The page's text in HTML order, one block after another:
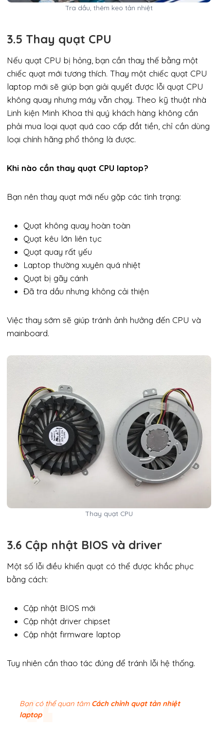
Tra dầu, thêm keo tản nhiệt
3.5 Thay quạt CPU
Nếu quạt CPU bị hỏng, bạn cần thay thế bằng một
chiếc quạt mới tương thích. Thay một chiếc quạt CPU
laptop mới sẽ giúp bạn giải quyết được lỗi quạt CPU
không quay nhưng máy vẫn chạy. Theo kỹ thuật nhà
Linh kiện Minh Khoa thì quý khách hàng không cần
phải mua loại quạt quá cao cấp đắt tiền, chỉ cần dùng
loại chính hãng phổ thông là được.
Khi nào cần thay quạt CPU laptop?
Bạn nên thay quạt mới nếu gặp các tình trạng:
Quạt không quay hoàn toàn
Quạt kêu lớn liên tục
Quạt quay rất yếu
Laptop thường xuyên quá nhiệt
Quạt bị gãy cánh
Đã tra dầu nhưng không cải thiện
Việc thay sớm sẽ giúp tránh ảnh hưởng đến CPU và
mainboard.
Thay quạt CPU
3.6 Cập nhật BIOS và driver
Một số lỗi điều khiển quạt có thể được khắc phục
bằng cách:
Cập nhật BIOS mới
Cập nhật driver chipset
Cập nhật firmware laptop
Tuy nhiên cần thao tác đúng để tránh lỗi hệ thống.
Bạn có thể quan tâm Cách chỉnh quạt tản nhiệt
laptop